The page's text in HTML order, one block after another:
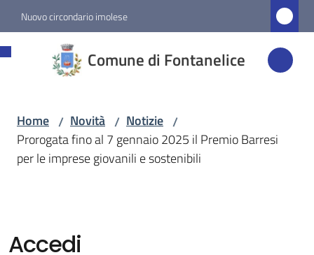
Vai al contenuto
Vai alla navigazione
Vai al footer
Nuovo circondario imolese
Comune di Fontanelice
Fontanelice
Amministrazione
Home / Novità / Notizie /
Prorogata fino al 7 gennaio 2025 il Premio Barresi
per le imprese giovanili e sostenibili
Accedi